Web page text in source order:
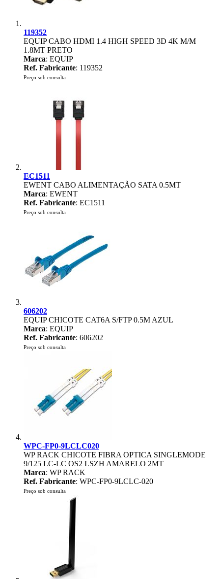
119352
EQUIP CABO HDMI 1.4 HIGH SPEED 3D 4K M/M
1.8MT PRETO
Marca: EQUIP
Ref. Fabricante: 119352
Preço sob consulta
EC1511
EWENT CABO ALIMENTAÇÃO SATA 0.5MT
Marca: EWENT
Ref. Fabricante: EC1511
Preço sob consulta
606202
EQUIP CHICOTE CAT6A S/FTP 0.5M AZUL
Marca: EQUIP
Ref. Fabricante: 606202
Preço sob consulta
WPC-FP0-9LCLC020
WP RACK CHICOTE FIBRA OPTICA SINGLEMODE
9/125 LC-LC OS2 LSZH AMARELO 2MT
Marca: WP RACK
Ref. Fabricante: WPC-FP0-9LCLC-020
Preço sob consulta